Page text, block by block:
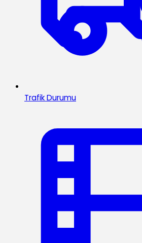
Trafik Durumu